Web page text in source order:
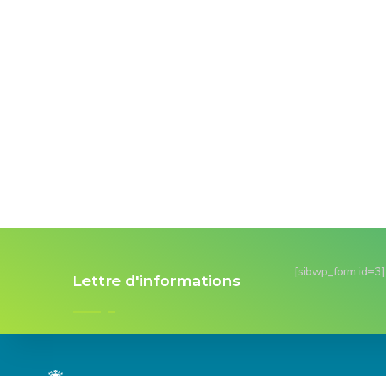
Lettre d'informations [sibwp_form id=3]